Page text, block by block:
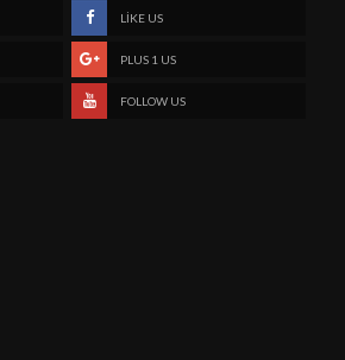
LIKE US
PLUS 1 US
FOLLOW US